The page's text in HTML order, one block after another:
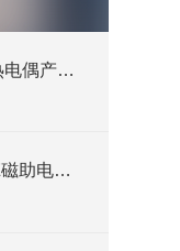
WRNK2-121双支铠装热电偶产品详情
YXC-100Z、YXC-103Z磁助电接点压力表产品介绍